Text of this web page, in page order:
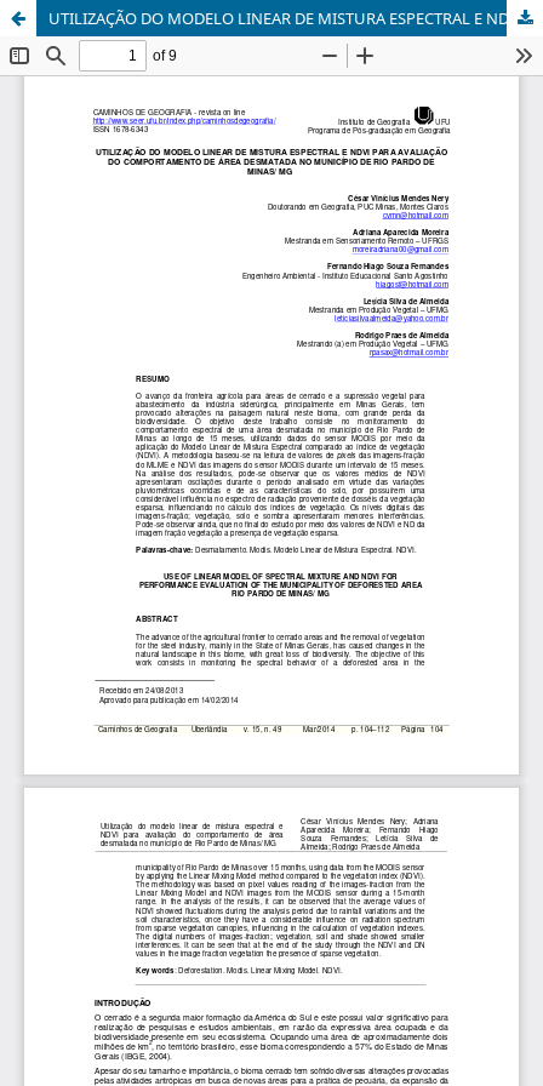
UTILIZAÇÃO DO MODELO LINEAR DE MISTURA ESPECTRAL E NDVI PARA AVALIAÇÃO DO COMPORTAMENTO DE ÁREA DESMATADA NO MUNICÍPIO DE RIO PARDO DE MINAS/ MG